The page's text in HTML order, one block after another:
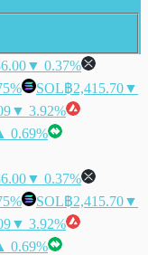
▼ 0.37%
SOL฿2,415.70▼
▼ 3.92%
0.69%
▼ 0.37%
SOL฿2,415.70▼
▼ 3.92%
0.69%